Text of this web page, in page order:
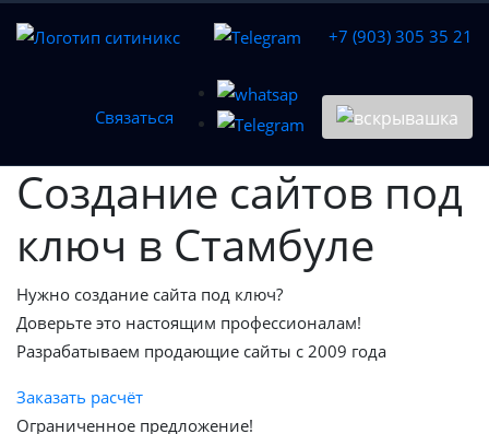
+7 (903) 305 35 21
Связаться
Создание сайтов под
ключ в Стамбуле
Нужно создание сайта под ключ?
Доверьте это настоящим профессионалам!
Разрабатываем продающие сайты с 2009 года
Заказать расчёт
Ограниченное предложение!